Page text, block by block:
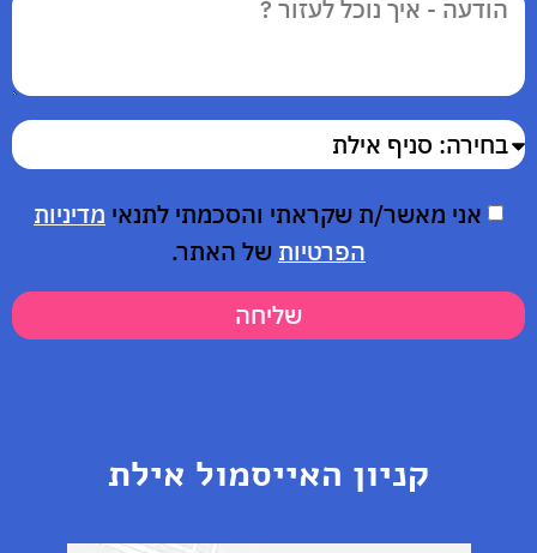
אני מאשר/ת שקראתי והסכמתי לתנאי מדיניות
הפרטיות של האתר.
שליחה
קניון האייסמול אילת